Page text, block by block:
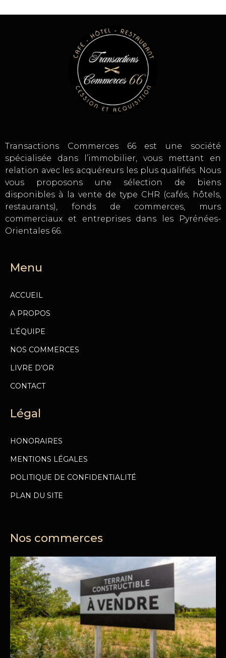
Transactions Commerces 66 est une société
spécialisée dans l’immobilier, vous mettant en
relation avec les acquéreurs les plus qualifiés. Nous
vous proposons une sélection de biens
disponibles à la vente de type CHR (cafés, hôtels,
restaurants), fonds de commerces, murs
commerciaux et entreprises dans les Pyrénées-
Orientales 66.
Menu
ACCUEIL
A PROPOS
L’ÉQUIPE
NOS COMMERCES
LIVRE D’OR
CONTACT
Légal
HONORAIRES
MENTIONS LÉGALES
POLITIQUE DE CONFIDENTIALITÉ
PLAN DU SITE
Nos commerces